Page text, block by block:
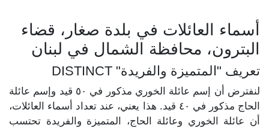
أسماء العائلات في بلدة صغار، قضاء
البترون، محافظة الشمال في لبنان
تعريف "المتميزة والفريدة" DISTINCT
لنفترض أن إسم عائلة الخوري مذكور في ٥٠ قيد وإسم عائلة
الحاج مذكور في ٤٠ قيد. هذا يعني، عند تعداد أسماء العائلات،
أن عائلة الخوري وعائلة الحاج، المتميزة والفريدة تحتسب